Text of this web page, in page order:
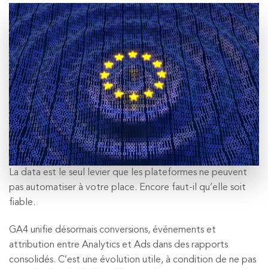
La data est le seul levier que les plateformes ne peuvent
pas automatiser à votre place. Encore faut-il qu’elle soit
fiable.
GA4 unifie désormais conversions, événements et
attribution entre Analytics et Ads dans des rapports
consolidés. C’est une évolution utile, à condition de ne pas